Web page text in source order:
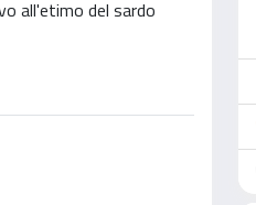
all'etimo del sardo